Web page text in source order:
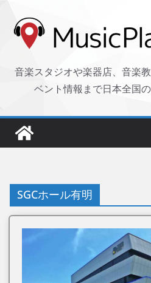
音楽スタジオや楽器店、音楽
ベント情報まで日本全国
SGCホール有明